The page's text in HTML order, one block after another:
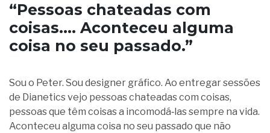
“Pessoas chateadas com
coisas.… Aconteceu alguma
coisa no seu passado.”
Sou o Peter. Sou designer gráfico. Ao entregar sessões
de Dianetics vejo pessoas chateadas com coisas,
pessoas que têm coisas a incomodá‑las sempre na vida.
Aconteceu alguma coisa no seu passado que não